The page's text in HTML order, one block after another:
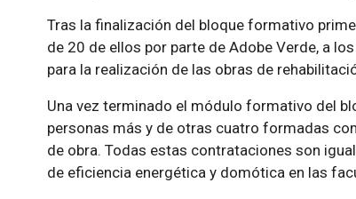
Tras la finalización del bloque formativo
de 20 de ellos por parte de Adobe Verde, a
para la realización de las obras de
Una vez terminado el módulo formativo del
personas más y de otras cuatro formadas
de obra. Todas estas contrataciones son
de eficiencia energética y domótica en las